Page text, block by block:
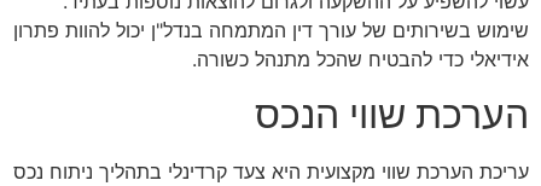
שימוש בשירותים של עורך דין המתמחה בנדל"ן יכול להוות פתרון
אידיאלי כדי להבטיח שהכל מתנהל כשורה.
הערכת שווי הנכס
עריכת הערכת שווי מקצועית היא צעד קרדינלי בתהליך ניתוח נכס